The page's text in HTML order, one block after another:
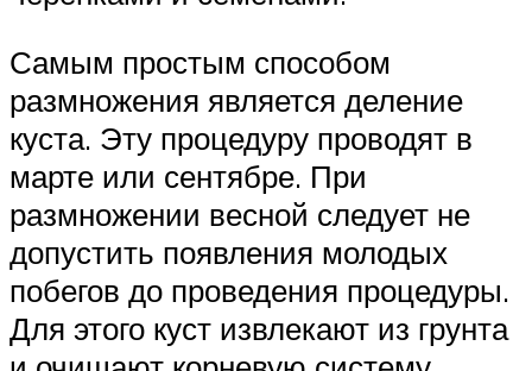
Самым простым способом
размножения является деление
куста. Эту процедуру проводят в
марте или сентябре. При
размножении весной следует не
допустить появления молодых
побегов до проведения процедуры.
Для этого куст извлекают из грунта